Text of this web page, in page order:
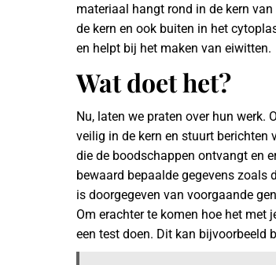
materiaal hangt rond in de kern
de kern en ook buiten in het
en helpt bij het maken van eiwitten.
Wat doet het?
Nu, laten we praten over hun
veilig in de kern en stuurt berichten
die de boodschappen ontvangt en
bewaard bepaalde gegevens zoals
is doorgegeven van voorgaande
Om erachter te komen hoe het met
een test doen. Dit kan bijvoorbeeld